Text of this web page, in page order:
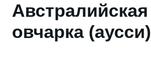
Австралийская
овчарка (аусси)